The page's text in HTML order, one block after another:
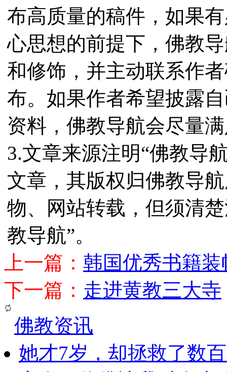
布高质量的稿件，如果
心思想的前提下，佛教
和修饰，并主动联系作
布。如果作者希望披露
资料，佛教导航会尽量
3.文章来源注明“佛教导
文章，其版权归佛教导
物、网站转载，但须清
教导航”。
上一篇： 韩国优秀书籍
下一篇： 走进黄教三大寺
佛教资讯
她才7岁，却拯救了数